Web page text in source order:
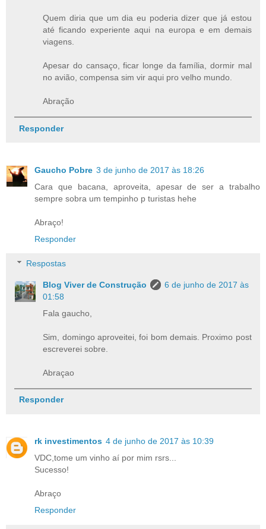
Quem diria que um dia eu poderia dizer que já estou
até ficando experiente aqui na europa e em demais
viagens.
Apesar do cansaço, ficar longe da família, dormir mal
no avião, compensa sim vir aqui pro velho mundo.
Abração
Responder
Gaucho Pobre 3 de junho de 2017 às 18:26
Cara que bacana, aproveita, apesar de ser a trabalho
sempre sobra um tempinho p turistas hehe
Abraço!
Responder
Respostas
Blog Viver de Construção
6 de junho de 2017 às
01:58
Fala gaucho,
Sim, domingo aproveitei, foi bom demais. Proximo post
escreverei sobre.
Abraçao
Responder
rk investimentos 4 de junho de 2017 às 10:39
VDC,tome um vinho aí por mim rsrs...
Sucesso!
Abraço
Responder